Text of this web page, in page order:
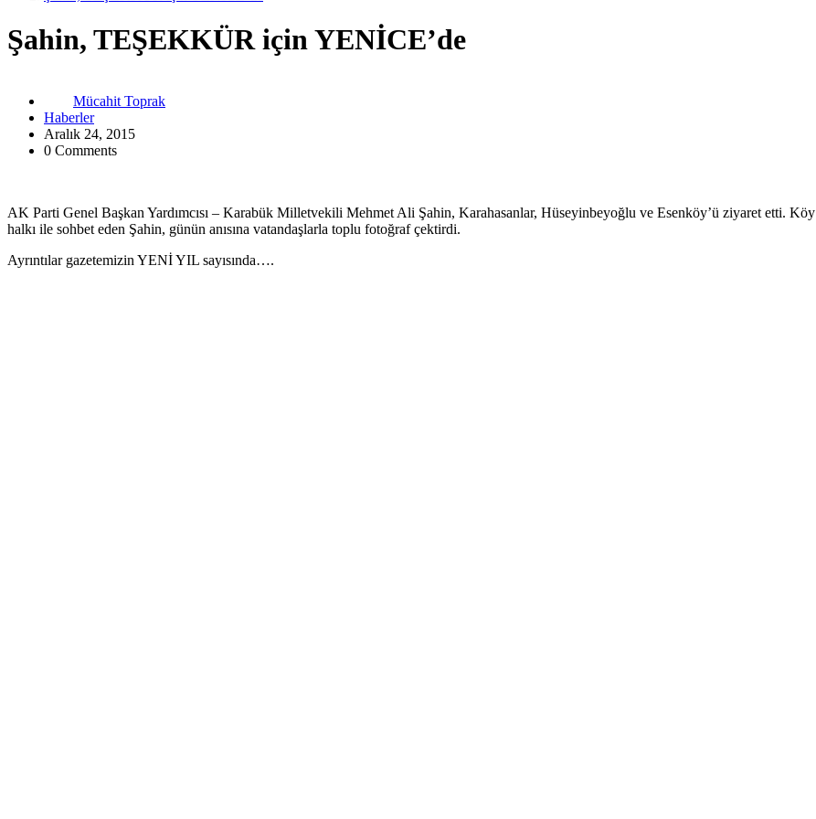
Şahin, TEŞEKKÜR için YENİCE’de
Mücahit Toprak
Haberler
Aralık 24, 2015
0 Comments
AK Parti Genel Başkan Yardımcısı – Karabük Milletvekili Mehmet Ali Şahin, Karahasanlar, Hüseyinbeyoğlu ve Esenköy’ü ziyaret etti. Köy
halkı ile sohbet eden Şahin, günün anısına vatandaşlarla toplu fotoğraf çektirdi.
Ayrıntılar gazetemizin YENİ YIL sayısında….